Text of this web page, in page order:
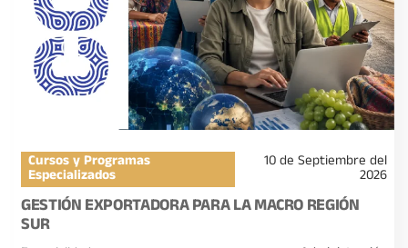
Cursos y Programas
Especializados
10 de Septiembre del
2026
GESTIÓN EXPORTADORA PARA LA MACRO REGIÓN
SUR